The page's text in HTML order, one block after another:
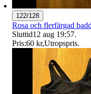
122/128
Rosa och flerfärgad
Sluttid12 aug 19:57.
Pris:60 kr,Utropspris.